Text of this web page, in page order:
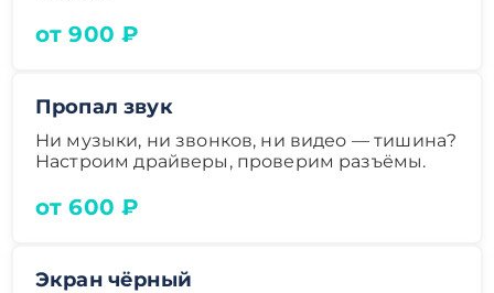
от 900 ₽
Пропал звук
Ни музыки, ни звонков, ни видео — тишина?
Настроим драйверы, проверим разъёмы.
от 600 ₽
Экран чёрный